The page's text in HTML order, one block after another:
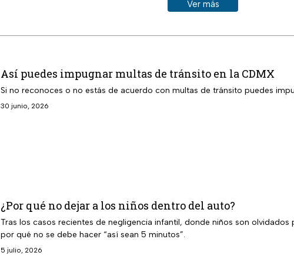
Ver más historias sobre
Ver más
Así puedes impugnar multas de tránsito en la CDMX
Si no reconoces o no estás de acuerdo con multas de tránsito puedes
30 junio, 2026
¿Por qué no dejar a los niños dentro del auto?
Tras los casos recientes de negligencia infantil, donde niños son
por qué no se debe hacer “así sean 5 minutos”.
5 julio, 2026